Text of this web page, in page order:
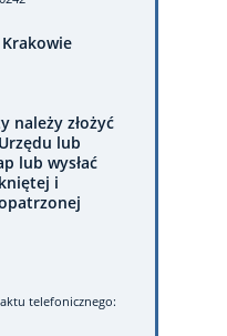
należy złożyć
lub
lub wysłać
i
telefonicznego: